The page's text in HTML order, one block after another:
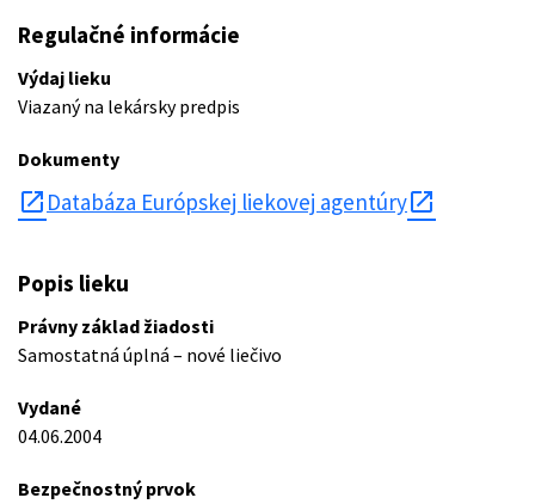
Regulačné informácie
Výdaj lieku
Viazaný na lekársky predpis
Dokumenty
open_in_new Databáza Európskej liekovej agentúry
Popis lieku
Právny základ žiadosti
Samostatná úplná – nové liečivo
Vydané
04.06.2004
Bezpečnostný prvok